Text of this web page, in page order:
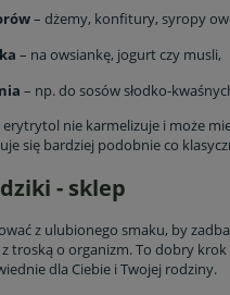
– dżemy, konfitury, syropy
– na owsiankę, jogurt czy musli,
– np. do sosów słodko-
nie karmelizuje i może
się bardziej podobnie co
- sklep
z ulubionego smaku, by
z troską o organizm. To dobry
dla Ciebie i Twojej rodziny.